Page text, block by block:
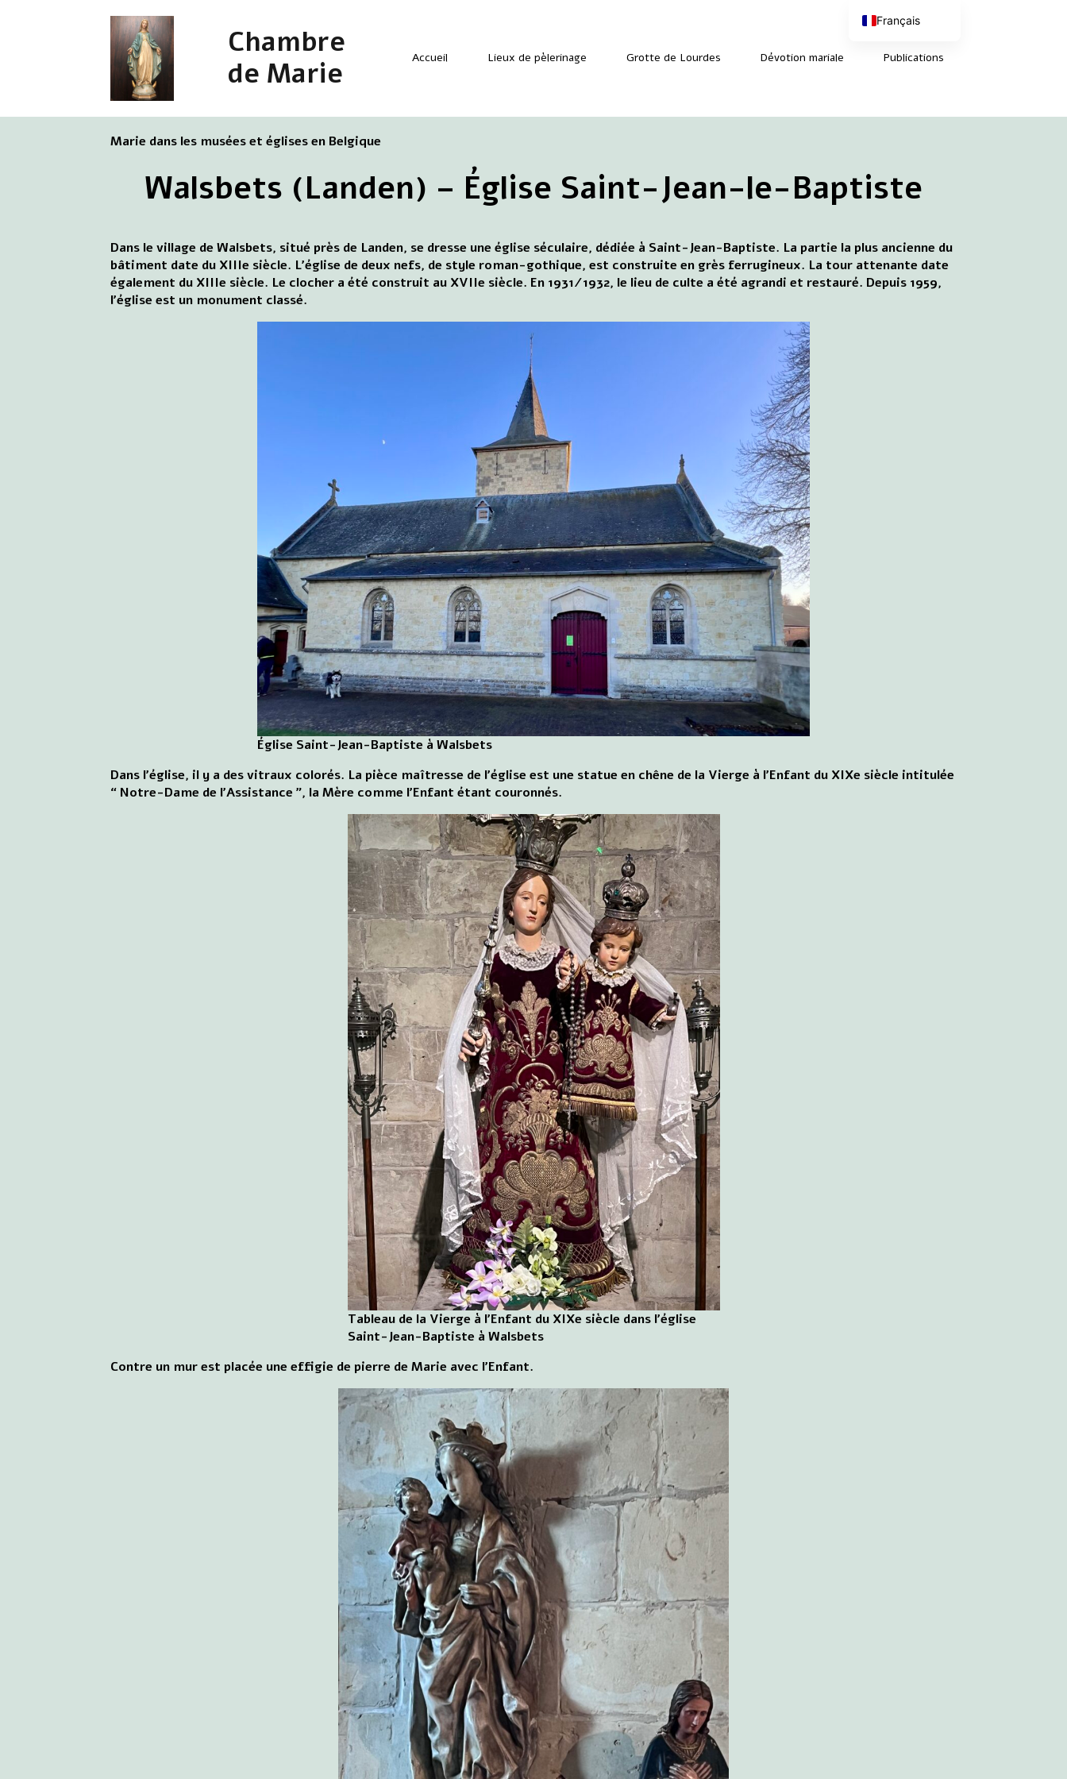
Chambre
de Marie
Accueil Lieux de pèlerinage Grotte de Lourdes Dévotion mariale Publications
Marie dans les musées et églises en Belgique
Walsbets (Landen) – Église Saint-Jean-le-Baptiste
Dans le village de Walsbets, situé près de Landen, se dresse une église séculaire, dédiée à Saint-Jean-Baptiste. La partie la plus ancienne du
bâtiment date du XIIIe siècle. L'église de deux nefs, de style roman-gothique, est construite en grès ferrugineux. La tour attenante date
également du XIIIe siècle. Le clocher a été construit au XVIIe siècle. En 1931/1932, le lieu de culte a été agrandi et restauré. Depuis 1959,
l'église est un monument classé.
Église Saint-Jean-Baptiste à Walsbets
Dans l'église, il y a des vitraux colorés. La pièce maîtresse de l'église est une statue en chêne de la Vierge à l'Enfant du XIXe siècle intitulée
“ Notre-Dame de l'Assistance ”, la Mère comme l'Enfant étant couronnés.
Tableau de la Vierge à l'Enfant du XIXe siècle dans l'église
Saint-Jean-Baptiste à Walsbets
Contre un mur est placée une effigie de pierre de Marie avec l'Enfant.
Français
English (UK)